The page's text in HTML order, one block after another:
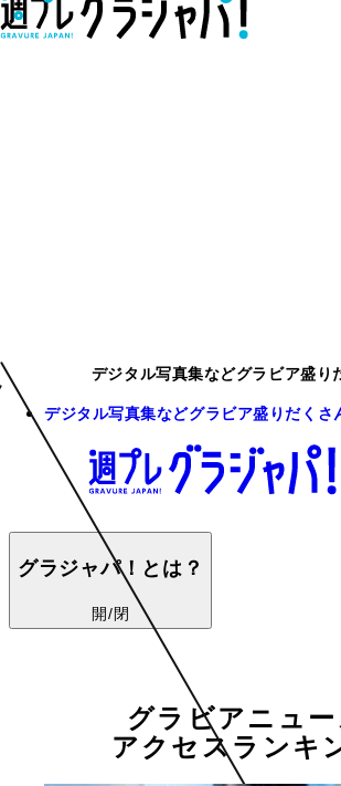
デジタル写真集などグラビア盛り
デジタル写真集などグラビア盛りだくさ
グラジャパ！とは？
開/閉
グラビアニュー
アクセスランキ